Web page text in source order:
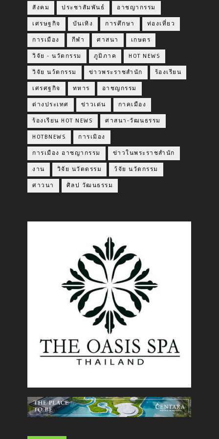
สังคม ประชาสัมพันธ์ อาชญากรรม
เศรษฐกิจ บันเทิง การศึกษา ท่องเที่ยว
การเมือง กีฬา ศาสนา เกษตร
วิจัย - นวัตกรรม ภูมิภาค HOT NEWS
วิจัย นว้ตกรรม ข่าวพระราชสำนัก ร้องเรียน
เศรศฐกิจ ทหาร อาชญกรรม
ต่างประเทศ ข่าวเด่น กาคเมือง
ร้องเรียน HOT NEWS ศาสนา-วัฒนธรรม
HOTBNEWS การเมิอง
การเมือง อาชญากรรม ข่าวในพระราชสำนัก
งาน วิจัย นวัตดรรม ว้จัย นวัตกรรม
ศาวนา ศิลป วัฒนธรรม